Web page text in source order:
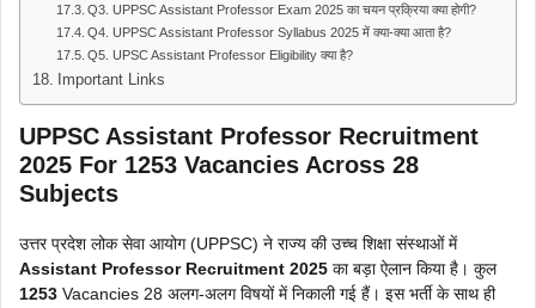
Q3. UPPSC Assistant Professor Exam 2025 का चयन प्रक्रिया क्या होगी?
Q4. UPPSC Assistant Professor Syllabus 2025 में क्या-क्या आता है?
Q5. UPSC Assistant Professor Eligibility क्या है?
Important Links
UPPSC Assistant Professor Recruitment
2025 For 1253 Vacancies Across 28
Subjects
उत्तर प्रदेश लोक सेवा आयोग (UPPSC) ने राज्य की उच्च शिक्षा संस्थाओं में
Assistant Professor Recruitment 2025 का बड़ा ऐलान किया है। कुल
1253 Vacancies 28 अलग-अलग विषयों में निकाली गई हैं। इस भर्ती के साथ ही